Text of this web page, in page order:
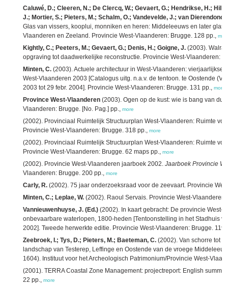
Caluwé, D.; Cleeren, N.; De Clercq, W.; Gevaert, G.; Hendrikse, H.;
J.; Mortier, S.; Pieters, M.; Schalm, O.; Vandevelde, J.; van
Glas van vissers, kooplui, monniken en heren: Middeleeuws en later glas
Vlaanderen en Zeeland. Provincie West-Vlaanderen: Brugge. 128 pp.,
Kightly, C.; Peeters, M.; Gevaert, G.; Denis, H.; Goigne, J. (2003).
opgraving tot daadwerkelijke reconstructie. Provincie West-Vlaanderen:
Minten, C. (2003). Actuele architectuur in West-Vlaanderen: vierjaarlijkse
West-Vlaanderen 2003 [Catalogus uitg. n.a.v. de tentoon. te Oostende
2003 tot 29 febr. 2004]. Provincie West-Vlaanderen: Brugge. 131 pp., more
Province West-Vlaanderen (2003). Ogen op de kust: wie is bang van
Vlaanderen: Brugge. [No. Pag.] pp., more
(2002). Provinciaal Ruimtelijk Structuurplan West-Vlaanderen: Ruimte
Provincie West-Vlaanderen: Brugge. 318 pp., more
(2002). Provinciaal Ruimtelijk Structuurplan West-Vlaanderen: Ruimte
Provincie West-Vlaanderen: Brugge. 62 maps pp., more
(2002). Provincie West-Vlaanderen jaarboek 2002. Jaarboek Provincie
Vlaanderen: Brugge. 200 pp., more
Carly, R. (2002). 75 jaar onderzoeksraad voor de zeevaart. Provincie
Minten, C.; Leplae, W. (2002). Raoul Servais. Provincie West-
Vannieuwenhuyse, J. (Ed.) (2002). In kaart gebracht: De provincie West-
onbevaarbare waterlopen, 1800-heden [Tentoonstelling in het Stadhuis
2002]. Tweede herwerkte editie. Provincie West-Vlaanderen: Brugge. 119
Zeebroek, I.; Tys, D.; Pieters, M.; Baeteman, C. (2002). Van schorre tot
landschap van Testerep, Leffinge en Oostende van de vroege
1604). Instituut voor het Archeologisch Patrimonium/Provincie West-
(2001). TERRA Coastal Zone Management: projectreport: English
22 pp., more